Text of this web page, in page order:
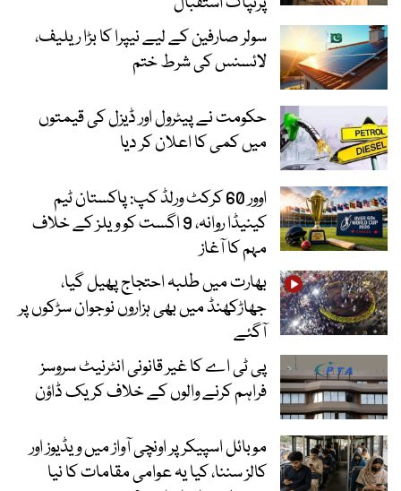
سولر صارفین کے لیے نیپرا کا بڑا ریلیف،
لائسنس کی شرط ختم
حکومت نے پیٹرول اور ڈیزل کی قیمتوں
میں کمی کا اعلان کر دیا
اوور 60 کرکٹ ورلڈ کپ: پاکستان ٹیم
کینیڈا روانہ، 9 اگست کو ویلز کے خلاف
مہم کا آغاز
بھارت میں طلبہ احتجاج پھیل گیا،
جھاڑکھنڈ میں بھی ہزاروں نوجوان سڑکوں پر
آگئے
پی ٹی اے کا غیر قانونی انٹرنیٹ سروسز
فراہم کرنے والوں کے خلاف کریک ڈاؤن
موبائل اسپیکر پر اونچی آواز میں ویڈیوز اور
کالز سننا، کیا یہ عوامی مقامات کا نیا